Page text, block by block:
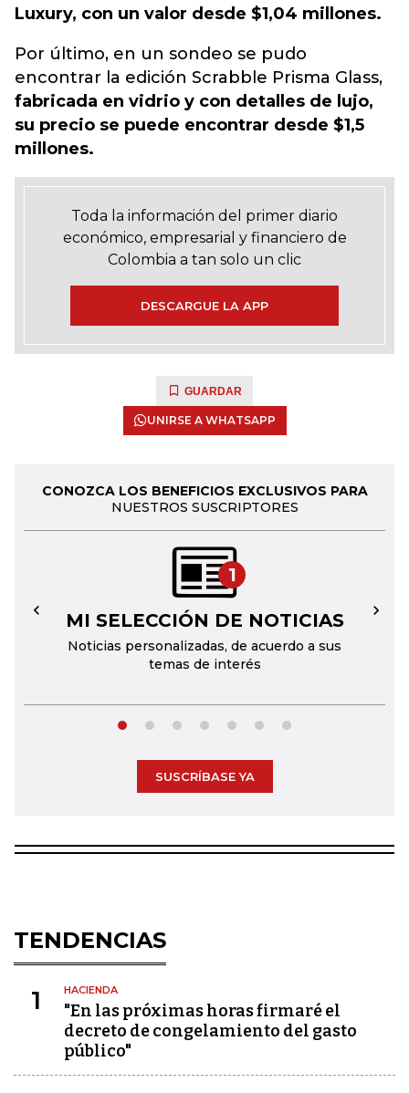
Luxury, con un valor desde $1,04 millones.
Por último, en un sondeo se pudo
encontrar la edición Scrabble Prisma Glass,
fabricada en vidrio y con detalles de lujo,
su precio se puede encontrar desde $1,5
millones.
Toda la información del primer diario
económico, empresarial y financiero de
Colombia a tan solo un clic
DESCARGUE LA APP
GUARDAR
UNIRSE A WHATSAPP
CONOZCA LOS BENEFICIOS EXCLUSIVOS PARA
NUESTROS SUSCRIPTORES
1
MI SELECCIÓN DE NOTICIAS
Noticias personalizadas, de acuerdo a sus
temas de interés
← →
SUSCRÍBASE YA
TENDENCIAS
1 HACIENDA
"En las próximas horas firmaré el
decreto de congelamiento del gasto
público"